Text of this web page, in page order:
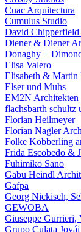
Cuac Arquitectura
Cumulus Studio
David Chipperfield
Diener & Diener
Donaghy +
Elisa Valero
Elisabeth & Martin
Elser und Muhs
EM2N Architekten
flachsbarth schultz
Florian Heilmeyer
Florian Nagler
Folke Köbberling
Frida Escobedo &
Fuhimiko Sano
Gabu Heindl
Gafpa
Georg Nickisch,
GEWOBA
Giuseppe Gurrieri,
Grupo Culata Jovái